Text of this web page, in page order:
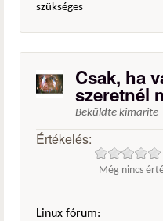
szükséges
Csak, ha
szeretnél
Beküldte kimarite -
Értékelés:
Még nincs
Linux fórum: